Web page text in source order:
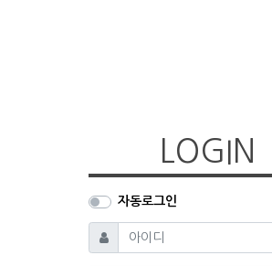
LOGIN
자동로그인
아이디 필수